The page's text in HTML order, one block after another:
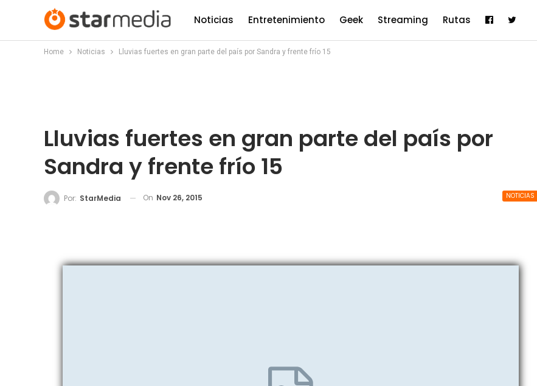
Noticias Entretenimiento Geek Streaming Rutas
Home Noticias Lluvias fuertes en gran parte del país por Sandra y frente frío 15
Lluvias fuertes en gran parte del país por
Sandra y frente frío 15
NOTICIAS
Por: StarMedia On Nov 26, 2015